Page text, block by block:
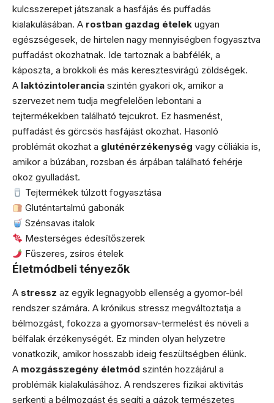
kulcsszerepet játszanak a hasfájás és puffadás
kialakulásában. A rostban gazdag ételek ugyan
egészségesek, de hirtelen nagy mennyiségben fogyasztva
puffadást okozhatnak. Ide tartoznak a babfélék, a
káposzta, a brokkoli és más keresztesvirágú zöldségek.
A laktózintolerancia szintén gyakori ok, amikor a
szervezet nem tudja megfelelően lebontani a
tejtermékekben található tejcukrot. Ez hasmenést,
puffadást és görcsös hasfájást okozhat. Hasonló
problémát okozhat a gluténérzékenység vagy cöliákia is,
amikor a búzában, rozsban és árpában található fehérje
okoz gyulladást.
Tejtermékek túlzott fogyasztása
Gluténtartalmú gabonák
Szénsavas italok
Mesterséges édesítőszerek
Fűszeres, zsíros ételek
Életmódbeli tényezők
A stressz az egyik legnagyobb ellenség a gyomor-bél
rendszer számára. A krónikus stressz megváltoztatja a
bélmozgást, fokozza a gyomorsav-termelést és növeli a
bélfalak érzékenységét. Ez minden olyan helyzetre
vonatkozik, amikor hosszabb ideig feszültségben élünk.
A mozgásszegény életmód szintén hozzájárul a
problémák kialakulásához. A rendszeres fizikai aktivitás
serkenti a bélmozgást és segíti a gázok természetes